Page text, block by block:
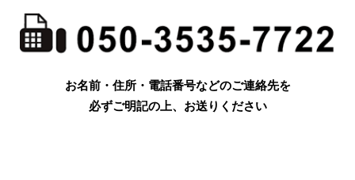
お名前・住所・電話番号などのご連絡先を
必ずご明記の上、お送りください